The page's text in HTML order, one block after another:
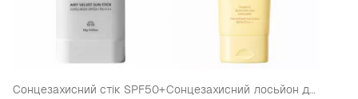
Сонцезахисний стік SPF50+ Сонцезахисний лосьйон для тіла SPF50+